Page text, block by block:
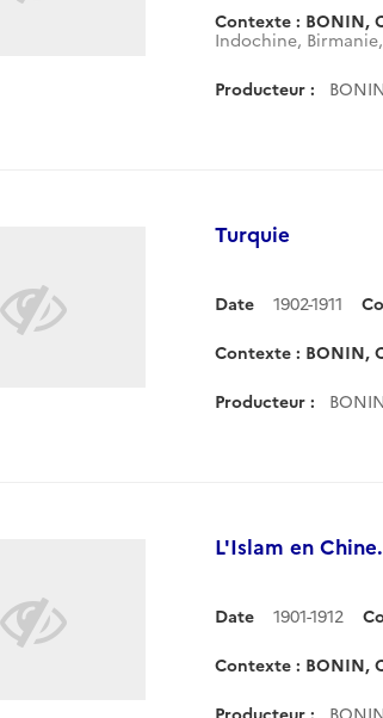
Contexte : BONIN,
Indochine,
Producteur :
Turquie
Date 1902-1911
Contexte : BONIN,
Producteur :
L'Islam en Chine.
Date 1901-1912
Contexte : BONIN,
Producteur :